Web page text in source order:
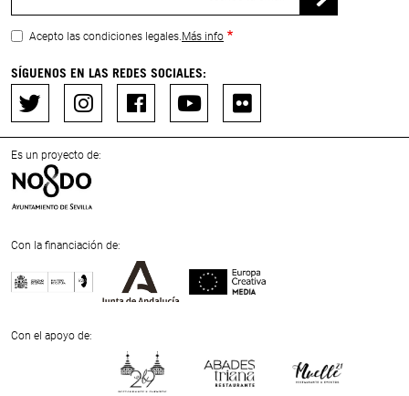
Acepto las condiciones legales. Más info
SÍGUENOS EN LAS REDES SOCIALES:
Es un proyecto de:
Con la financiación de:
Next
Con el apoyo de: